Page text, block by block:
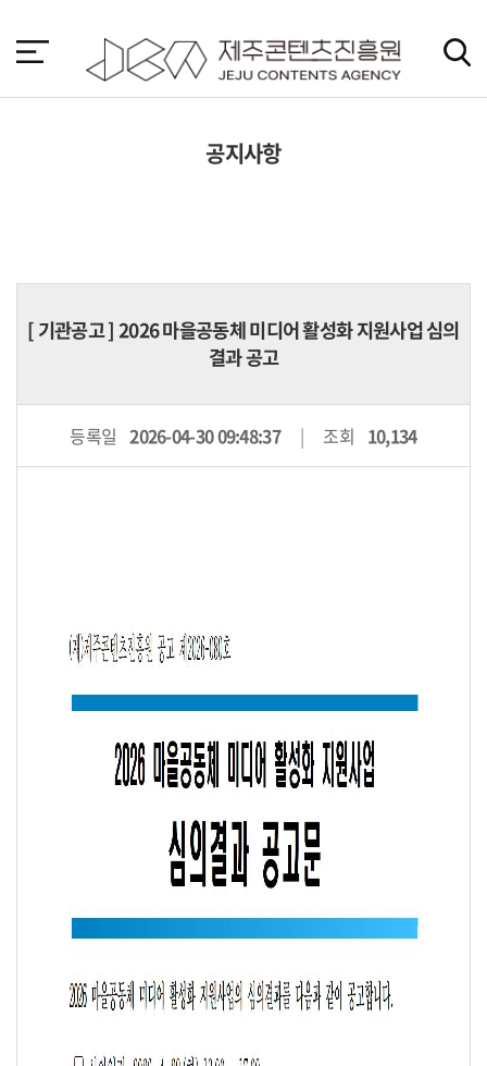
바
가
공지사항
[기관공고] 2026 마을공동체 미디어 활성화 지원사업 심의
결과 공고
등록일 2026-04-30 09:48:37 조회 10,134